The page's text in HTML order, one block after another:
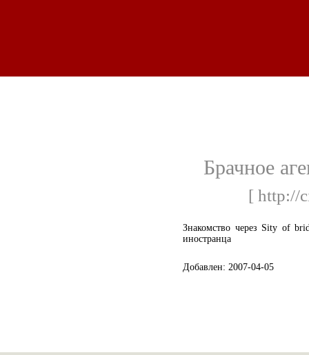
Брачное
[ http://
Знакомство через Sity of
иностранца
Добавлен: 2007-04-05